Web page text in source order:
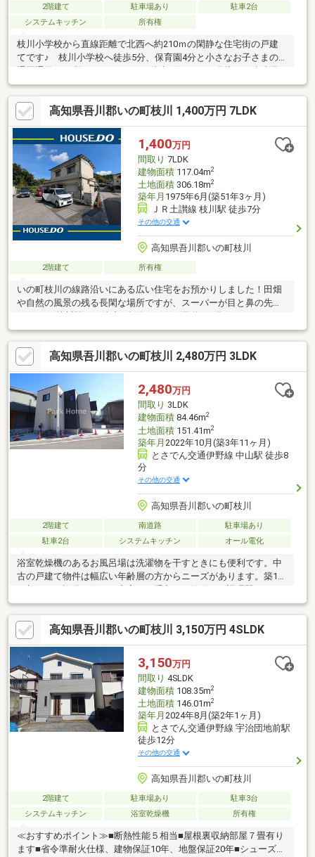
2階建て 駐車場あり
駐車2台
システムキッチン
所有権
枝川小学校から直線距離で北西へ約210ｍの閑静な住宅街の戸建
てです♪ 枝川小学校へ徒歩5分、保育園4分と小さなお子さまの
水予測外で、地震への心配が少ない立地♪ 全居室が6帖以上の広
さがあってゆったりとした3SLDKの間取り♪ 2023年頃に浴室な
ど一部リフォーム済♪ 全居室収納に加え、小屋裏収納や納戸など
もあって収納豊富です♪ 2台駐車可能♪
高知県吾川郡いの町枝川 1,400万円 7LDK
1,400万円
間取り 7LDK
建物面積117.04m2
土地面積306.18m2
築年月 1975年6月(築51年3ヶ月)
ＪＲ土讃線 枝川駅 徒歩7分
その他の交通
高知県吾川郡いの町枝川
2階建て 所有権
いの町枝川の線路沿いにある広い住宅をお預かりしました！田畑
や自然の風景の残る長閑な場所ですが、スーパーが目と鼻の先に
やすく、さほど不便さは感じません！お好きなようにリフォーム
してみましょう♪
高知県吾川郡いの町枝川 2,480万円 3LDK
2,480万円
間取り 3LDK
建物面積84.46m2
土地面積151.41m2
築年月 2022年10月(築3年11ヶ月)
とさでん交通伊野線 中山駅 徒歩8
分
その他の交通
高知県吾川郡いの町枝川
2階建て 南道路
駐車場あり
駐車2台
システムキッチン オール電化
浴室乾燥機のあるお風呂場は洗濯物を干すときにも便利です。中
古の戸建て物件は幅広い年齢層の方からニーズがあります。築1年
来訪者の顔が見えるTVインターホン付き。2面採光の間取りで、
光がたっぷり入ってきます。シューズボックス付きなので、ご家
族みんなの靴も整頓できます。
高知県吾川郡いの町枝川 3,150万円 4SLDK
3,150万円
間取り 4SLDK
建物面積108.35m2
土地面積146.01m2
築年月 2024年8月(築2年1ヶ月)
とさでん交通伊野線 宇治団地前駅
徒歩12分
その他の交通
高知県吾川郡いの町枝川
2階建て 駐車場あり
駐車3台
システムキッチン
浴室乾燥機 所有権
≪おすすめポイント≫■断熱性能５相当■屋根裏収納部屋７畳有り
ます■省令準耐火仕様、建物保証10年、地盤保証20年■シューズク